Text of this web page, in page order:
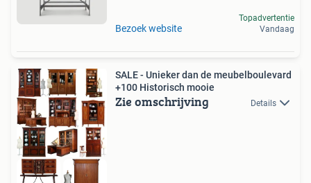
Bezoek website
Topadvertentie
Vandaag
SALE - Unieker dan de meubelboulevard
+100 Historisch mooie
Zie omschrijving Details